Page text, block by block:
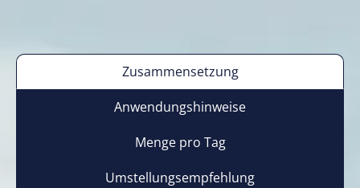
Zusammensetzung
Anwendungshinweise
Menge pro Tag
Umstellungsempfehlung